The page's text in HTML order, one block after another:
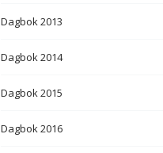
Dagbok 2013
Dagbok 2014
Dagbok 2015
Dagbok 2016